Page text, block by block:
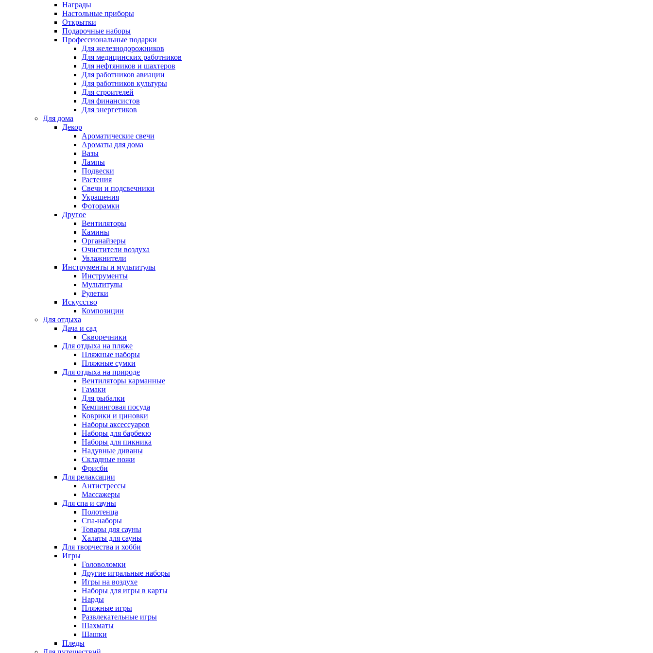
Награды
Настольные приборы
Открытки
Подарочные наборы
Профессиональные подарки
Для железнодорожников
Для медицинских работников
Для нефтяников и шахтеров
Для работников авиации
Для работников культуры
Для строителей
Для финансистов
Для энергетиков
Для дома
Декор
Ароматические свечи
Ароматы для дома
Вазы
Лампы
Подвески
Растения
Свечи и подсвечники
Украшения
Фоторамки
Другое
Вентиляторы
Камины
Органайзеры
Очистители воздуха
Увлажнители
Инструменты и мультитулы
Инструменты
Мультитулы
Рулетки
Искусство
Композиции
Для отдыха
Дача и сад
Скворечники
Для отдыха на пляже
Пляжные наборы
Пляжные сумки
Для отдыха на природе
Вентиляторы карманные
Гамаки
Для рыбалки
Кемпинговая посуда
Коврики и циновки
Наборы аксессуаров
Наборы для барбекю
Наборы для пикника
Надувные диваны
Складные ножи
Фрисби
Для релаксации
Антистрессы
Массажеры
Для спа и сауны
Полотенца
Спа-наборы
Товары для сауны
Халаты для сауны
Для творчества и хобби
Игры
Головоломки
Другие игральные наборы
Игры на воздухе
Наборы для игры в карты
Нарды
Пляжные игры
Развлекательные игры
Шахматы
Шашки
Пледы